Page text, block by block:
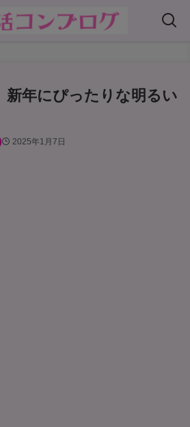
新年にぴったりな明るい
2025年1月7日